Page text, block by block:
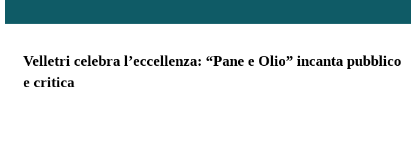
Velletri celebra l’eccellenza: “Pane e Olio” incanta pubblico
e critica